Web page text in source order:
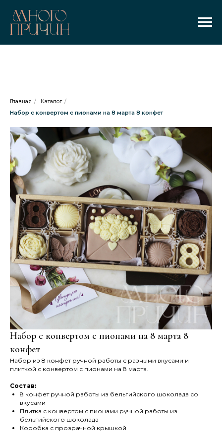
Главная / Каталог /
Набор с конвертом с пионами на 8 марта 8 конфет
Набор с конвертом с пионами на 8 марта 8
конфет
Набор из 8 конфет ручной работы с разными вкусами и
плиткой с конвертом с пионами на 8 марта.
Состав:
8 конфет ручной работы из бельгийского шоколада со
вкусами
Плитка с конвертом с пионами ручной работы из
бельгийского шоколада
Коробка с прозрачной крышкой